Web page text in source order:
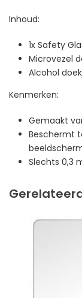
Inhoud:
1x Safety
Microvezel
Alcohol
Kenmerken:
Gemaakt
Beschermt
Slechts 0,3